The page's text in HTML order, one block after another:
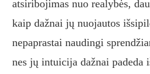
atsiribojimas nuo realybės,
kaip dažnai jų nuojautos
nepaprastai naudingi
nes jų intuicija dažnai padeda